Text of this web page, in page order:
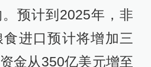
预计到2025年，非
进口预计将增加三
金从350亿美元增至